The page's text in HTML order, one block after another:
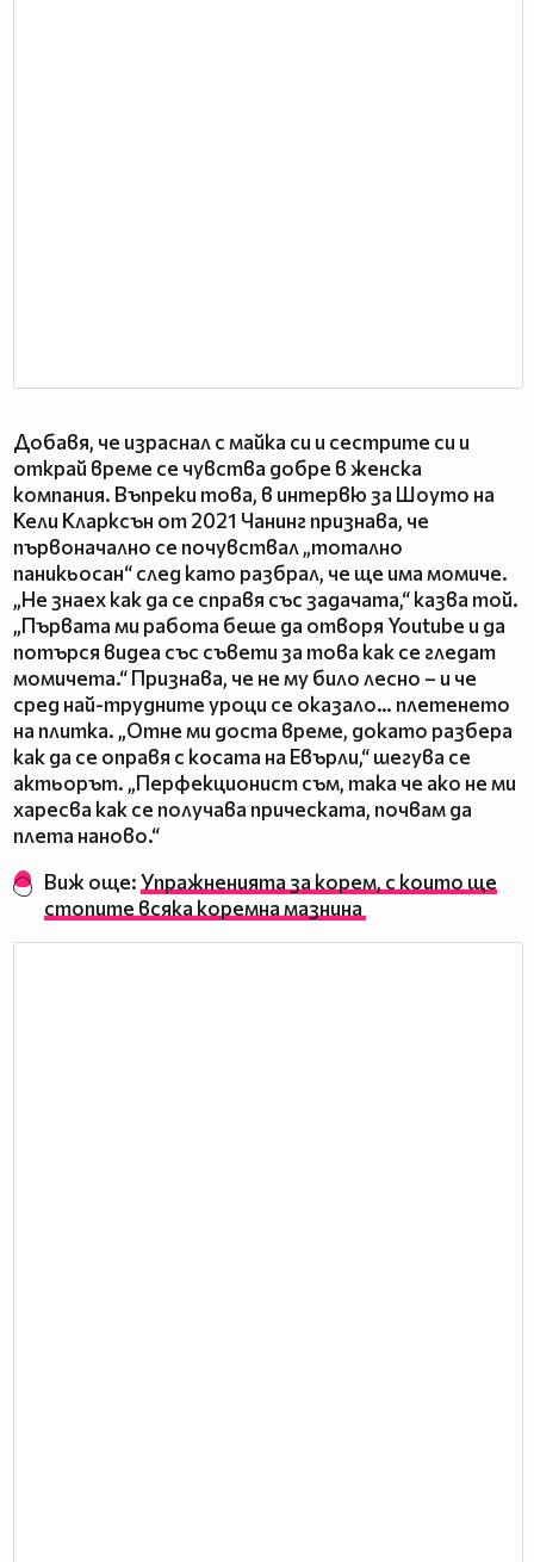
Добавя, че израснал с майка си и сестрите си и
открай време се чувства добре в женска
компания. Въпреки това, в интервю за Шоуто на
Кели Кларксън от 2021 Чанинг признава, че
първоначално се почувствал „тотално
паникьосан“ след като разбрал, че ще има момиче.
„Не знаех как да се справя със задачата,“ казва той.
„Първата ми работа беше да отворя Youtube и да
потърся видеа със съвети за това как се гледат
момичета.“ Признава, че не му било лесно – и че
сред най-трудните уроци се оказало… плетенето
на плитка. „Отне ми доста време, докато разбера
как да се оправя с косата на Евърли,“ шегува се
актьорът. „Перфекционист съм, така че ако не ми
харесва как се получава прическата, почвам да
плета наново.“
Виж още:Упражненията за корем, с които ще
стопите всяка коремна мазнина